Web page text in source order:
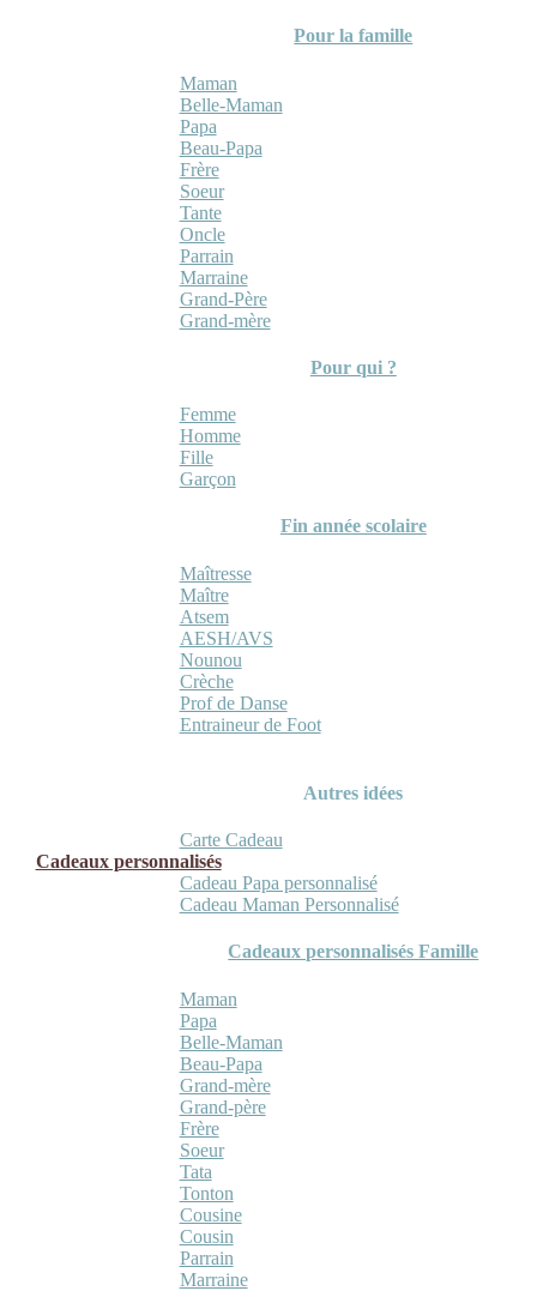
Pour la famille
Maman
Belle-Maman
Papa
Beau-Papa
Frère
Soeur
Tante
Oncle
Parrain
Marraine
Grand-Père
Grand-mère
Pour qui ?
Femme
Homme
Fille
Garçon
Fin année scolaire
Maîtresse
Maître
Atsem
AESH/AVS
Nounou
Crèche
Prof de Danse
Entraineur de Foot
Autres idées
Carte Cadeau
Cadeaux personnalisés
Cadeau Papa personnalisé
Cadeau Maman Personnalisé
Cadeaux personnalisés Famille
Maman
Papa
Belle-Maman
Beau-Papa
Grand-mère
Grand-père
Frère
Soeur
Tata
Tonton
Cousine
Cousin
Parrain
Marraine